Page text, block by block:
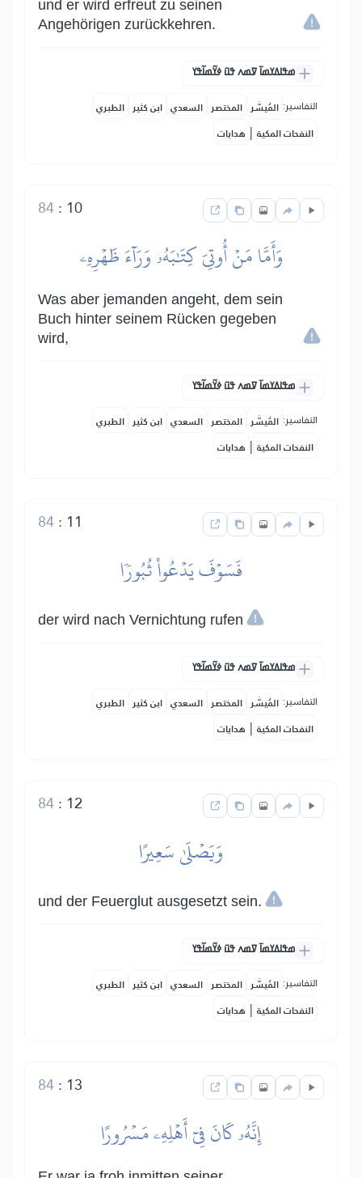
und er wird erfreut zu seinen
Angehörigen zurückkehren.
ߘߟߊߡߌߘߊ߫ ߜߘߍ ߟߎ߫ ߦߌ߬ߘߊ߬ߟߌ
التفاسير: المُيسَّر المختصر السعدي ابن كثير الطبري
النفحات المكية | هدايات
10
:
84
وَأَمَّا مَنۡ أُوتِيَ كِتَٰبَهُۥ وَرَآءَ ظَهۡرِهِۦ
Was aber jemanden angeht, dem sein
Buch hinter seinem Rücken gegeben
wird,
ߘߟߊߡߌߘߊ߫ ߜߘߍ ߟߎ߫ ߦߌ߬ߘߊ߬ߟߌ
التفاسير: المُيسَّر المختصر السعدي ابن كثير الطبري
النفحات المكية | هدايات
11
:
84
فَسَوۡفَ يَدۡعُواْ ثُبُورٗا
der wird nach Vernichtung rufen
ߘߟߊߡߌߘߊ߫ ߜߘߍ ߟߎ߫ ߦߌ߬ߘߊ߬ߟߌ
التفاسير: المُيسَّر المختصر السعدي ابن كثير الطبري
النفحات المكية | هدايات
12
:
84
وَيَصۡلَىٰ سَعِيرًا
und der Feuerglut ausgesetzt sein.
ߘߟߊߡߌߘߊ߫ ߜߘߍ ߟߎ߫ ߦߌ߬ߘߊ߬ߟߌ
التفاسير: المُيسَّر المختصر السعدي ابن كثير الطبري
النفحات المكية | هدايات
13
:
84
إِنَّهُۥ كَانَ فِيٓ أَهۡلِهِۦ مَسۡرُورًا